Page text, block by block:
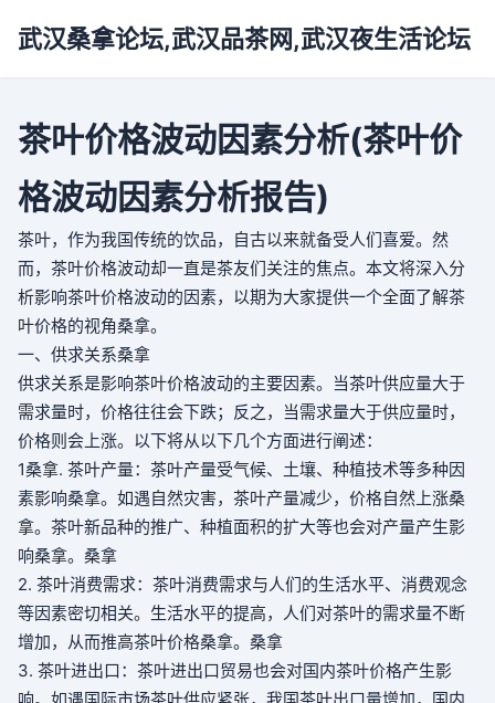
武汉桑拿论坛,武汉品茶网,武汉夜生活论坛
茶叶价格波动因素分析(茶叶价
格波动因素分析报告)
茶叶，作为我国传统的饮品，自古以来就备受人们喜爱。然
而，茶叶价格波动却一直是茶友们关注的焦点。本文将深入分
析影响茶叶价格波动的因素，以期为大家提供一个全面了解茶
叶价格的视角桑拿。
一、供求关系桑拿
供求关系是影响茶叶价格波动的主要因素。当茶叶供应量大于
需求量时，价格往往会下跌；反之，当需求量大于供应量时，
价格则会上涨。以下将从以下几个方面进行阐述：
1桑拿. 茶叶产量：茶叶产量受气候、土壤、种植技术等多种因
素影响桑拿。如遇自然灾害，茶叶产量减少，价格自然上涨桑
拿。茶叶新品种的推广、种植面积的扩大等也会对产量产生影
响桑拿。 桑拿
2. 茶叶消费需求：茶叶消费需求与人们的生活水平、消费观念
等因素密切相关。生活水平的提高，人们对茶叶的需求量不断
增加，从而推高茶叶价格桑拿。 桑拿
3. 茶叶进出口：茶叶进出口贸易也会对国内茶叶价格产生影